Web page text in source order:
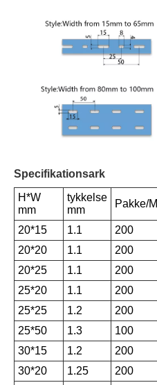
Specifikationsark
H*W
mm
tykkelse
mm
Pakke/M
20*15 1.1
200
20*20
1.1
200
20*25
1.1
200
25*20
1.1
200
25*25
1.2
200
25*50
1.3
100
30*15
1.2
200
30*20
1.25
200